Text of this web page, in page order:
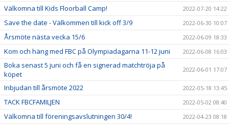
Välkomna till Kids Floorball Camp! 2022-07-20 14:22
Save the date - Välkommen till kick off 3/9 2022-06-30 10:07
Årsmöte nästa vecka 15/6 2022-06-09 18:33
Kom och häng med FBC på Olympiadagarna 11-12 juni 2022-06-08 16:03
Boka senast 5 juni och få en signerad matchtröja på
köpet
2022-06-01 17:07
Inbjudan till årsmöte 2022 2022-05-18 13:45
TACK FBCFAMILJEN 2022-05-02 08:40
Välkomna till föreningsavslutningen 30/4! 2022-04-23 08:18